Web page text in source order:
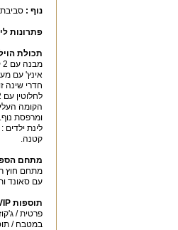
נוף :
פתרונות
תכולת
חדרי שינה
לחלוטין עם 2 מקררים, תנור, כיריים, מדיח, מיקרוגל, טוסטר, סט כלים, כלי בישול ופינת אוכל יפיפייה.
ומרפסת נוף.
קטנה.
מתחם
מתחם חוץ
עם סאונד
תוספות
פרטית /
במטבח /